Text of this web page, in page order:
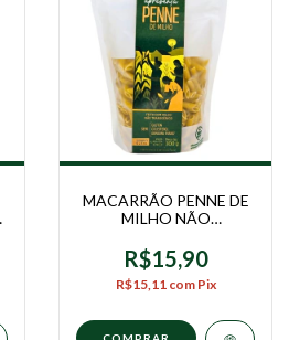
MACARRÃO PENNE DE
MILHO NÃO
COPIRECÊ
R$15,90
R$15,11 com Pix